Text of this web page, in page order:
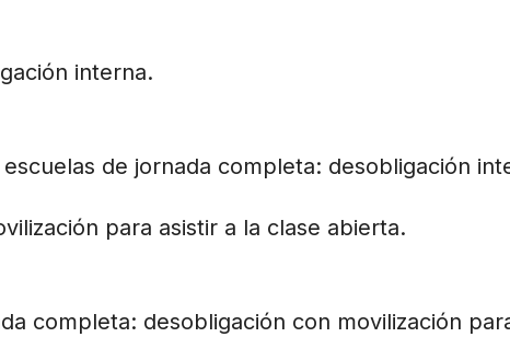
interna.
de jornada completa: desobligación
para asistir a la clase abierta.
completa: desobligación con movilización